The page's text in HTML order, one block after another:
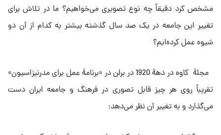
مشخص کرد دقیقاً چه نوع تصویرى مى‌خواهیم؟ ما در تلاش براى
تغییر این جامعه در یک صد سال گذشته بیشتر به کدام از آن دو
شیوه عمل کرده‌ایم؟
مجلهٔ کاوه در دههٔ 1920 در برلن در «برنامهٔ ‌عمل براى مدرنیزاسیون»
تقریباً روى هر چیز قابل تصورى در فرهنگ و جامعه ایران دست
مى‌گذارد و به تغییر آن نظر مى‌دهد: